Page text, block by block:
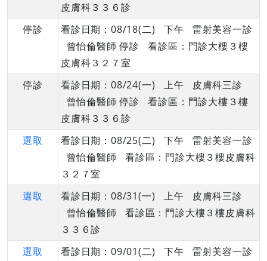
皮膚科３３６診
停診
看診日期：08/18(二) 下午 雷射美容一診
曾怡倫醫師 停診 看診區：門診大樓３樓
皮膚科３２７室
停診
看診日期：08/24(一) 上午 皮膚科三診
曾怡倫醫師 停診 看診區：門診大樓３樓
皮膚科３３６診
選取
看診日期：08/25(二) 下午 雷射美容一診
曾怡倫醫師 看診區：門診大樓３樓皮膚科
３２７室
選取
看診日期：08/31(一) 上午 皮膚科三診
曾怡倫醫師 看診區：門診大樓３樓皮膚科
３３６診
選取
看診日期：09/01(二) 下午 雷射美容一診